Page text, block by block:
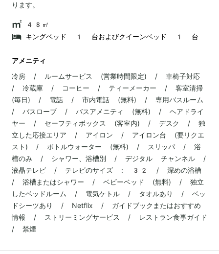
ります。
48㎡
キングベッド 1 台およびクイーンベッド 1 台
アメニティ
冷房 / ルームサービス (営業時間限定) / 車椅子対応
/ 冷蔵庫 / コーヒー / ティーメーカー / 客室清掃
(毎日) / 電話 / 市内電話 (無料) / 専用バスルーム
/ バスローブ / バスアメニティ (無料) / ヘアドライ
ヤー / セーフティボックス (客室内) / デスク / 独
立した応接エリア / アイロン / アイロン台 (要リクエ
スト) / ボトルウォーター (無料) / スリッパ / 浴
槽のみ / シャワー、浴槽別 / デジタル チャンネル /
液晶テレビ / テレビのサイズ : 32 / 深めの浴槽
/ 浴槽またはシャワー / ベビーベッド (無料) / 独立
したベッドルーム / 電気ケトル / タオルあり / ベッ
ドシーツあり / Netflix / ガイドブックまたはおすすめ
情報 / ストリーミングサービス / レストラン食事ガイド
/ 禁煙